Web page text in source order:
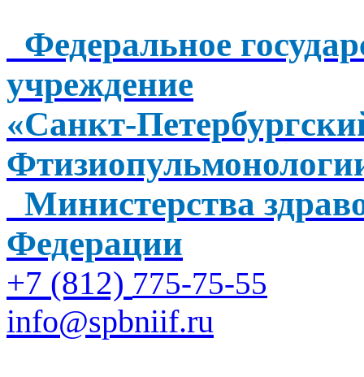
Федеральное
учреждение
«Санкт-
Министерства
Федерации
+7 (812) 775-75-55
info@spbniif.ru